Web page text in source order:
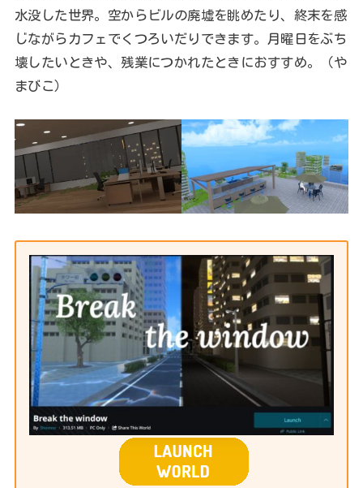
水没した世界。空からビルの廃墟を眺めたり、終末を感
じながらカフェでくつろいだりできます。月曜日をぶち
壊したいときや、残業につかれたときにおすすめ。（や
まびこ）